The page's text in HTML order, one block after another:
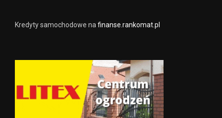
Kredyty samochodowe nafinanse.rankomat.pl